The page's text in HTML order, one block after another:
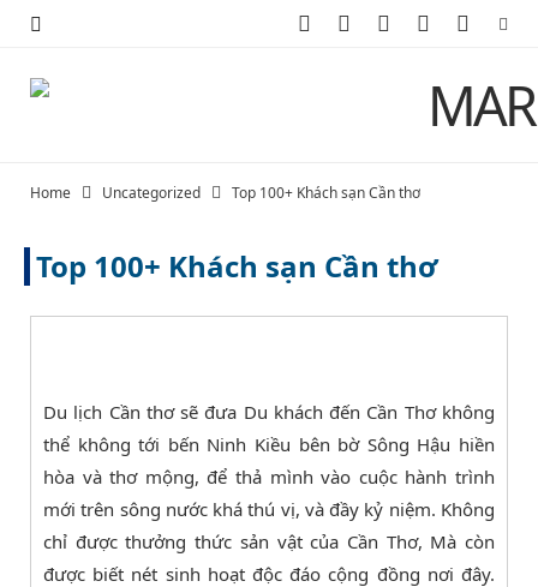
o
o
t
t
r
)
g
r
m
r
e
t
u
e
Home Uncategorized Top 100+ Khách sạn Cần thơ
Top 100+ Khách sạn Cần thơ
Du lịch Cần thơ sẽ đưa Du khách đến Cần Thơ không
thể không tới bến Ninh Kiều bên bờ Sông Hậu hiền
hòa và thơ mộng, để thả mình vào cuộc hành trình
mới trên sông nước khá thú vị, và đầy kỷ niệm. Không
chỉ được thưởng thức sản vật của Cần Thơ, Mà còn
được biết nét sinh hoạt độc đáo cộng đồng nơi đây.